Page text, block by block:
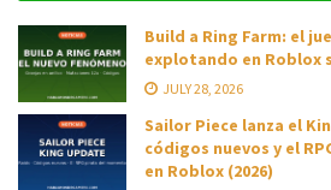
Build a Ring Farm: el
explotando en Roblox
JULY 28, 2026
Sailor Piece lanza el
códigos nuevos y el
en Roblox (2026)